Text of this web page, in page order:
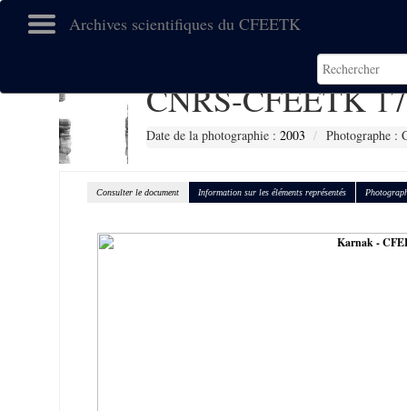
Archives scientifiques du CFEETK
CNRS-CFEETK
Date de la photographie : 2003 Photographe :
Consulter le document Information sur les éléments représentés